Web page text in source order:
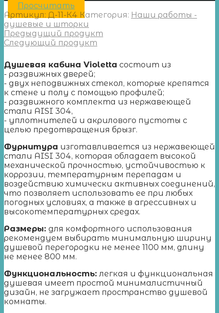
Просчитать
Артикул: Д-11-К4 Категория: Наши работы -
душевые и шторки
Предыдущий продукт
Следующий продукт
Душевая кабина Violetta состоит из
- раздвижных дверей;
- двух неподвижных стекол, которые крепятся
к стене и полу с помощью профилей;
- раздвижного комплекта из нержавеющей
стали AISI 304,
- уплотнителей и акрилового пустоты с
целью предотвращения брызг.
Фурнитура изготавливается из нержавеющей
стали AISI 304, которая обладает высокой
механической прочностью, устойчивостью к
коррозии, температурным перепадам и
воздействию химически активных соединений,
что позволяет использовать ее при любых
погодных условиях, а также в агрессивных и
высокотемпературных средах.
Размеры: для комфортного использования
рекомендуем выбирать минимальную ширину
душевой перегородки не менее 1100 мм, длину
не менее 800 мм.
Функциональность: легкая и функциональная
душевая имеет простой минималистичный
дизайн, не загружает пространство душевой
комнаты.